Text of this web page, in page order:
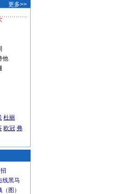
更多>>
他
杜丽
欧冠 弗
线黑马
图）